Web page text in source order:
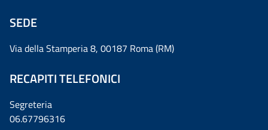
SEDE
Via della Stamperia 8, 00187 Roma (RM)
RECAPITI TELEFONICI
Segreteria
06.67796316